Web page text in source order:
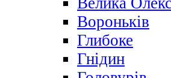
Вороньків
Глибоке
Гнідин